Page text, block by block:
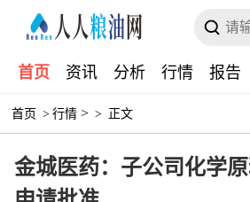
首页 资讯 分析 行情 报告
首页 > 行情 > > 正文
金城医药：子公司化学